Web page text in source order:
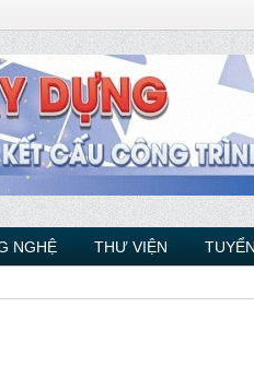
NGHỆ THƯ VIỆN